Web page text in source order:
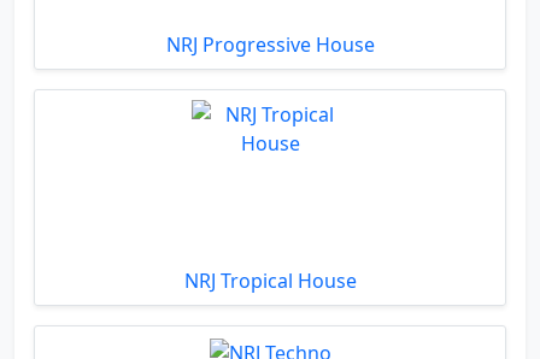
NRJ Progressive House
NRJ Tropical House